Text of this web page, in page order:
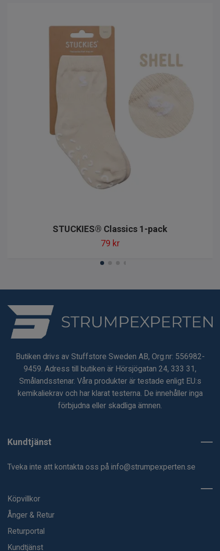
STUCKIES® Classics 1-pack
79 kr
Butiken drivs av Stuffstore Sweden AB, Org.nr: 556982-
9459. Adress till butiken är Hörsjögatan 24, 333 31,
Smålandsstenar. Våra produkter är testade enligt EU:s
kemikaliekrav och har klarat testerna. De innehåller inga
förbjudna eller skadliga ämnen.
Kundtjänst
Tveka inte att kontakta oss på info@strumpexperten.se
Köpvillkor
Ånger & Retur
Returportal
Kundtjänst